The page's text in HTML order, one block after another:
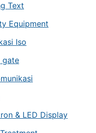
Text
Equipment
Iso
gate
& LED Display